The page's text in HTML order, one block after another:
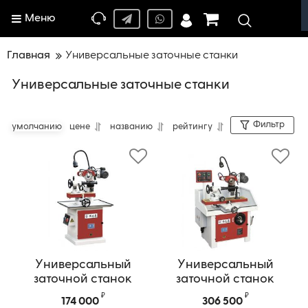
Меню
Главная Универсальные заточные станки
Универсальные заточные станки
умолчанию цене названию рейтингу Фильтр
Универсальный
заточной станок
WEIZHIHAO Модель
174 000
₽
Универсальный
заточной станок
WEIZHIHAO Модель
306 500
₽